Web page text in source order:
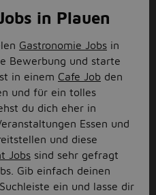
in Plauen
Gastronomie Jobs in
Bewerbung und starte
in einem Cafe Job den
und für ein tolles
du dich eher in
Essen und
und diese
Jobs sind sehr gefragt
Gib einfach deinen
ein und lasse dir